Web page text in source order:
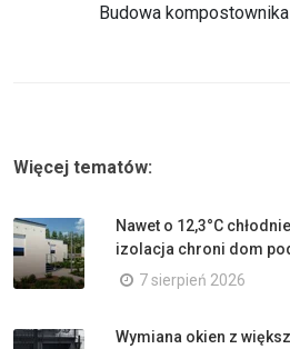
Budowa
Więcej tematów:
Nawet o 12,3°C
izolacja chroni dom
7 sierpień 2026
Wymiana okien z